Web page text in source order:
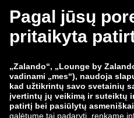
zalando-lounge.fi
zalando-lounge.co.uk
zalando-prive.es
zalando-lounge.lt
zalando-lounge.ro